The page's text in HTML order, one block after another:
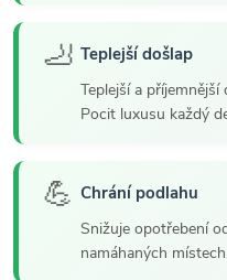
🦶 Teplejší došlap
Teplejší a
Pocit luxusu každý
💪 Chrání podlahu
Snižuje opotřebení
namáhaných